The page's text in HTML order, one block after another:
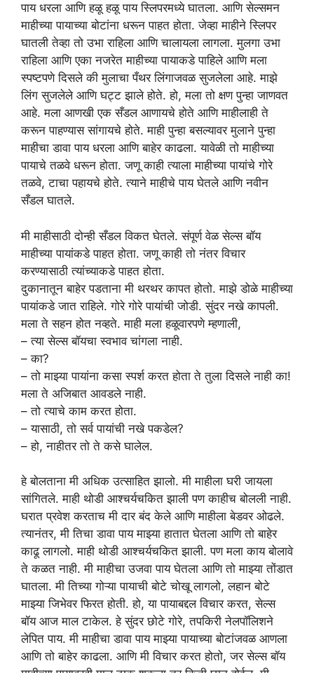
पाय धरला आणि हळू हळू पाय स्लिपरमध्ये घातला. आणि सेल्समन
माहीच्या पायाच्या बोटांना धरून पाहत होता. जेव्हा माहीने स्लिपर
घातली तेव्हा तो उभा राहिला आणि चालायला लागला. मुलगा उभा
राहिला आणि एका नजरेत माहीच्या पायाकडे पाहिले आणि मला
स्पष्टपणे दिसले की मुलाचा पँथर लिंगाजवळ सुजलेला आहे. माझे
लिंग सुजलेले आणि घट्ट झाले होते. हो, मला तो क्षण पुन्हा जाणवत
आहे. मला आणखी एक सँडल आणायचे होते आणि माहीलाही ते
करून पाहण्यास सांगायचे होते. माही पुन्हा बसल्यावर मुलाने पुन्हा
माहीचा डावा पाय धरला आणि बाहेर काढला. यावेळी तो माहीच्या
पायाचे तळवे धरून होता. जणू काही त्याला माहीच्या पायांचे गोरे
तळवे, टाचा पहायचे होते. त्याने माहीचे पाय घेतले आणि नवीन
सँडल घातले.
मी माहीसाठी दोन्ही सँडल विकत घेतले. संपूर्ण वेळ सेल्स बॉय
माहीच्या पायांकडे पाहत होता. जणू काही तो नंतर विचार
करण्यासाठी त्यांच्याकडे पाहत होता.
दुकानातून बाहेर पडताना मी थरथर कापत होतो. माझे डोळे माहीच्या
पायांकडे जात राहिले. गोरे गोरे पायांची जोडी. सुंदर नखे कापली.
मला ते सहन होत नव्हते. माही मला हळूवारपणे म्हणाली,
– त्या सेल्स बॉयचा स्वभाव चांगला नाही.
– का?
– तो माझ्या पायांना कसा स्पर्श करत होता ते तुला दिसले नाही का!
मला ते अजिबात आवडले नाही.
– तो त्याचे काम करत होता.
– यासाठी, तो सर्व पायांची नखे पकडेल?
– हो, नाहीतर तो ते कसे घालेल.
हे बोलताना मी अधिक उत्साहित झालो. मी माहीला घरी जायला
सांगितले. माही थोडी आश्चर्यचकित झाली पण काहीच बोलली नाही.
घरात प्रवेश करताच मी दार बंद केले आणि माहीला बेडवर ओढले.
त्यानंतर, मी तिचा डावा पाय माझ्या हातात घेतला आणि तो बाहेर
काढू लागलो. माही थोडी आश्चर्यचकित झाली. पण मला काय बोलावे
ते कळत नाही. मी माहीचा उजवा पाय घेतला आणि तो माझ्या तोंडात
घातला. मी तिच्या गोऱ्या पायाची बोटे चोखू लागलो, लहान बोटे
माझ्या जिभेवर फिरत होती. हो, या पायाबद्दल विचार करत, सेल्स
बॉय आज माल टाकेल. हे सुंदर छोटे गोरे, तपकिरी नेलपॉलिशने
लेपित पाय. मी माहीचा डावा पाय माझ्या पायाच्या बोटांजवळ आणला
आणि तो बाहेर काढला. आणि मी विचार करत होतो, जर सेल्स बॉय